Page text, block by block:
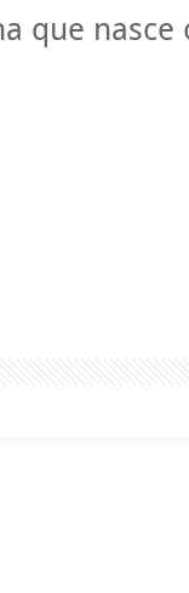
que nasce